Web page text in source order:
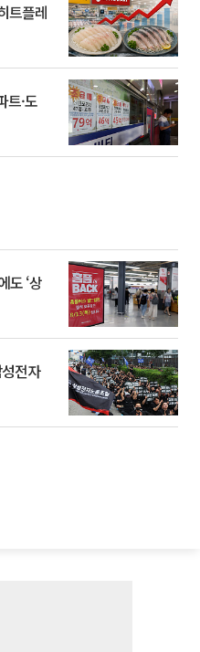
트플레
트·도
도 ‘상
전자